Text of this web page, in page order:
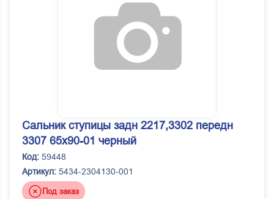
Сальник ступицы задн 2217,3302 передн
3307 65х90-01 черный
Код: 59448
Артикул: 5434-2304130-001
Под заказ